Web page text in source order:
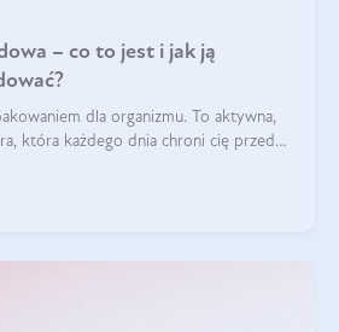
– co to jest i jak ją
dla organizmu. To aktywna,
która każdego dnia chroni cię przed